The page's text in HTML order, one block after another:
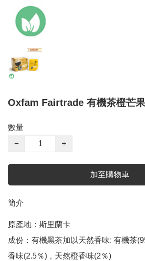
Oxfam Fairtrade 有機茶橙芒
數量
−
+
加至購物車
簡介
原產地：斯里蘭卡
成份：有機黑茶加以天然香味: 有機茶
香味(2.5％)，天然橙香味(2％)